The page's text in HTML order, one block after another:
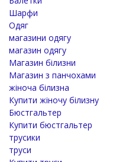
Шарфи
Одяг
магазини одягу
магазин одягу
Магазин білизни
Магазин з панчохами
жіноча білизна
Купити жіночу білизну
Бюстгальтер
Купити бюстгальтер
трусики
труси